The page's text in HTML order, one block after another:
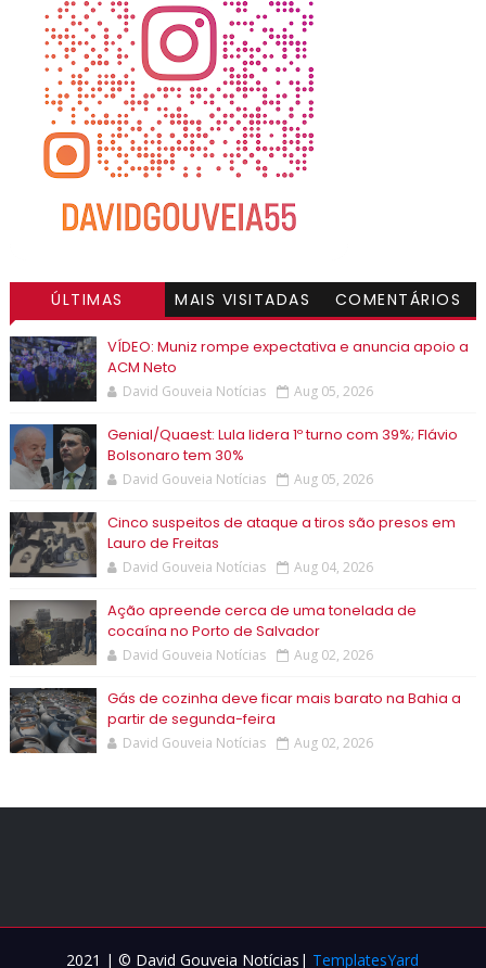
ÚLTIMAS MAIS VISITADAS COMENTÁRIOS
VÍDEO: Muniz rompe expectativa e anuncia apoio a
ACM Neto
David Gouveia Notícias Aug 05, 2026
Genial/Quaest: Lula lidera 1º turno com 39%; Flávio
Bolsonaro tem 30%
David Gouveia Notícias Aug 05, 2026
Cinco suspeitos de ataque a tiros são presos em
Lauro de Freitas
David Gouveia Notícias Aug 04, 2026
Ação apreende cerca de uma tonelada de
cocaína no Porto de Salvador
David Gouveia Notícias Aug 02, 2026
Gás de cozinha deve ficar mais barato na Bahia a
partir de segunda-feira
David Gouveia Notícias Aug 02, 2026
2021 | © David Gouveia Notícias| TemplatesYard